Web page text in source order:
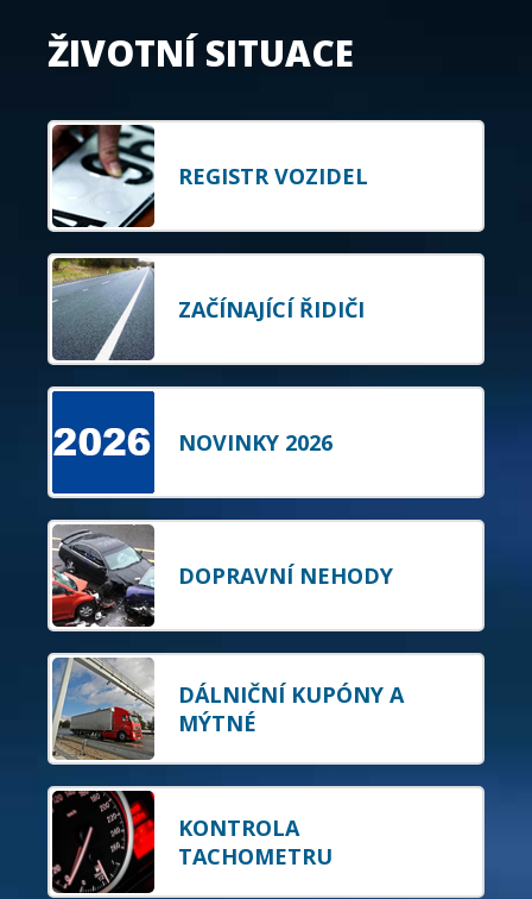
ŽIVOTNÍ SITUACE
REGISTR VOZIDEL
ZAČÍNAJÍCÍ ŘIDIČI
NOVINKY 2026
DOPRAVNÍ NEHODY
DÁLNIČNÍ KUPÓNY A
MÝTNÉ
KONTROLA
TACHOMETRU